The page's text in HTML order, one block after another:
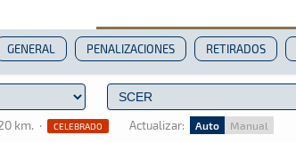
GENERAL PENALIZACIONES RETIRADOS
km. · CELEBRADO Actualizar: Auto Manual